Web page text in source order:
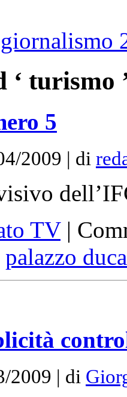
‘ turismo
5
2009 | di
TV|
palazzo
2009 | di